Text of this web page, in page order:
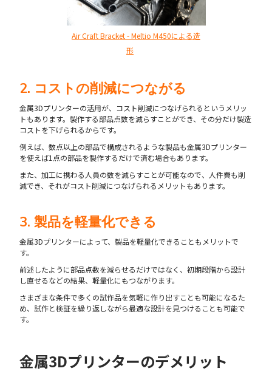
Air Craft Bracket - Meltio M450による造
形
2. コストの削減につながる
金属3Dプリンターの活用が、コスト削減につなげられるというメリッ
トもあります。製作する部品点数を減らすことができ、その分だけ製造
コストを下げられるからです。
例えば、数点以上の部品で構成されるような製品も金属3Dプリンター
を使えば1点の部品を製作するだけで済む場合もあります。
また、加工に携わる人員の数を減らすことが可能なので、人件費も削
減でき、それがコスト削減につなげられるメリットもあります。
3. 製品を軽量化できる
金属3Dプリンターによって、製品を軽量化できることもメリットで
す。
前述したように部品点数を減らせるだけではなく、初期段階から設計
し直せるなどの結果、軽量化にもつながります。
さまざまな条件で多くの試作品を気軽に作り出すことも可能になるた
め、試作と検証を繰り返しながら最適な設計を見つけることも可能で
す。
金属3Dプリンターのデメリット